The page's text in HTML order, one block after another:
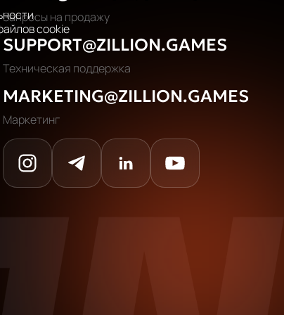
cookie
Запросы на продажу
SUPPORT@ZILLION.GAMES
Техническая поддержка
MARKETING@ZILLION.GAMES
Маркетинг